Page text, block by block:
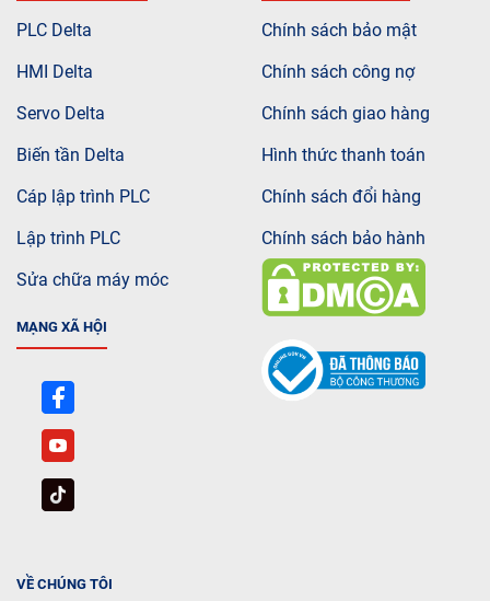
PLC Delta
HMI Delta
Servo Delta
Biến tần Delta
Cáp lập trình PLC
Lập trình PLC
Sửa chữa máy móc
MẠNG XÃ HỘI
Chính sách bảo mật
Chính sách công nợ
Chính sách giao hàng
Hình thức thanh toán
Chính sách đổi hàng
Chính sách bảo hành
VỀ CHÚNG TÔI